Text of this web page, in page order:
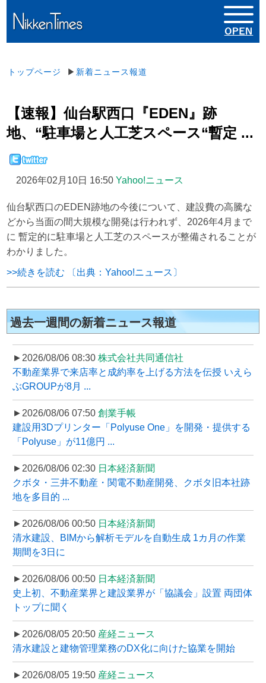
トップページ ▶ 新着ニュース報道
【速報】仙台駅西口『EDEN』跡
地、“駐車場と人工芝スペース“暫定 ...
2026年02月10日 16:50 Yahoo!ニュース
仙台駅西口のEDEN跡地の今後について、建設費の高騰な
どから当面の間大規模な開発は行われず、2026年4月まで
に 暫定的に駐車場と人工芝のスペースが整備されることが
わかりました。
>>続きを読む 〔出典：Yahoo!ニュース〕
過去一週間の新着ニュース報道
►2026/08/06 08:30 株式会社共同通信社
不動産業界で来店率と成約率を上げる方法を伝授 いえら
ぶGROUPが8月 ...
►2026/08/06 07:50 創業手帳
建設用3Dプリンター「Polyuse One」を開発・提供する
「Polyuse」が11億円 ...
►2026/08/06 02:30 日本経済新聞
クボタ・三井不動産・関電不動産開発、クボタ旧本社跡
地を多目的 ...
►2026/08/06 00:50 日本経済新聞
清水建設、BIMから解析モデルを自動生成 1カ月の作業
期間を3日に
►2026/08/06 00:50 日本経済新聞
史上初、不動産業界と建設業界が「協議会」設置 両団体
トップに聞く
►2026/08/05 20:50 産経ニュース
清水建設と建物管理業務のDX化に向けた協業を開始
►2026/08/05 19:50 産経ニュース